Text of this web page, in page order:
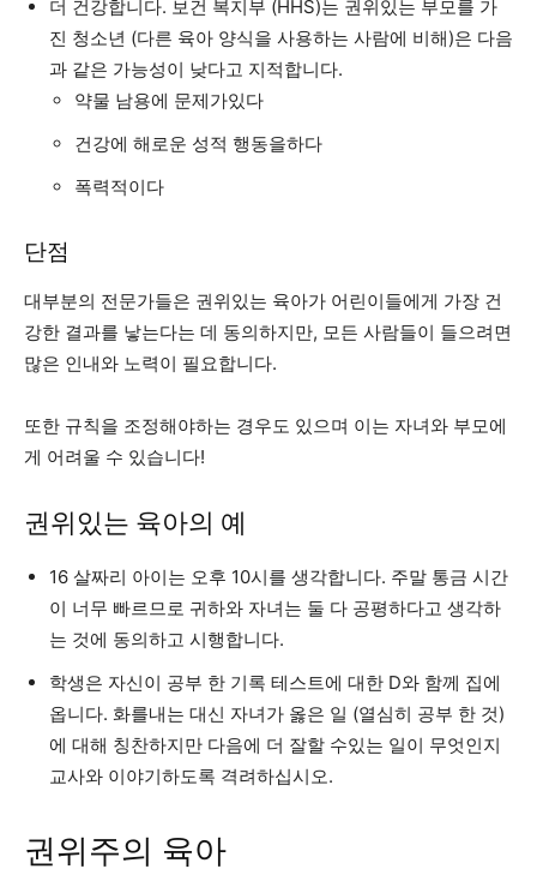
더 건강합니다. 보건 복지부 (HHS)는 권위있는 부모를 가
진 청소년 (다른 육아 양식을 사용하는 사람에 비해)은 다음
과 같은 가능성이 낮다고 지적합니다.
약물 남용에 문제가있다
건강에 해로운 성적 행동을하다
폭력적이다
단점
대부분의 전문가들은 권위있는 육아가 어린이들에게 가장 건
강한 결과를 낳는다는 데 동의하지만, 모든 사람들이 들으려면
많은 인내와 노력이 필요합니다.
또한 규칙을 조정해야하는 경우도 있으며 이는 자녀와 부모에
게 어려울 수 있습니다!
권위있는 육아의 예
16 살짜리 아이는 오후 10시를 생각합니다. 주말 통금 시간
이 너무 빠르므로 귀하와 자녀는 둘 다 공평하다고 생각하
는 것에 동의하고 시행합니다.
학생은 자신이 공부 한 기록 테스트에 대한 D와 함께 집에
옵니다. 화를내는 대신 자녀가 옳은 일 (열심히 공부 한 것)
에 대해 칭찬하지만 다음에 더 잘할 수있는 일이 무엇인지
교사와 이야기하도록 격려하십시오.
권위주의 육아